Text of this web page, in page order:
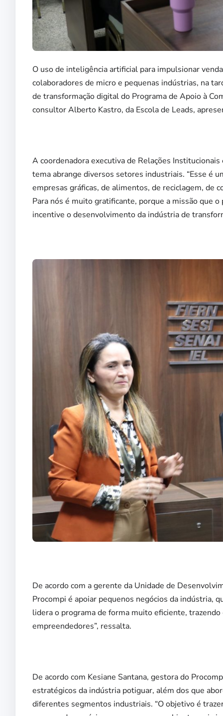
O uso de inteligência artificial para impulsionar
colaboradores de micro e pequenas indústrias, na
de transformação digital do Programa de Apoio à
consultor Alberto Kastro, da Escola de Leads,
A coordenadora executiva de Relações
tema abrange diversos setores industriais. “Esse é
empresas gráficas, de alimentos, de reciclagem, de
Para nós é muito gratificante, porque a missão que
incentive o desenvolvimento da indústria de
De acordo com a gerente da Unidade de
Procompi é apoiar pequenos negócios da indústria,
lidera o programa de forma muito eficiente,
empreendedores”, ressalta.
De acordo com Kesiane Santana, gestora do
estratégicos da indústria potiguar, além dos que
diferentes segmentos industriais. “O objetivo é